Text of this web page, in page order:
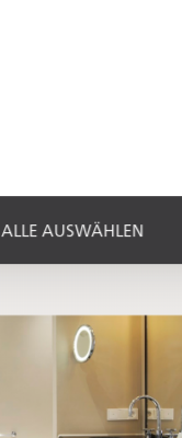
ALLE AUSWÄHLEN